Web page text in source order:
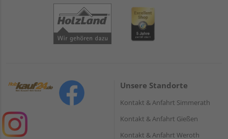
Unsere Standorte
Kontakt & Anfahrt Simmerath
Kontakt & Anfahrt Gießen
Kontakt & Anfahrt Weroth